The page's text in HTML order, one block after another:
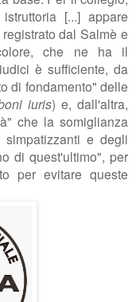
[...] appare
dal Salmè e
che ne ha il
è sufficiente, da
di fondamento" delle
iuris) e, dall'altra,
che la somiglianza
e degli
di quest'ultimo", per
per evitare queste